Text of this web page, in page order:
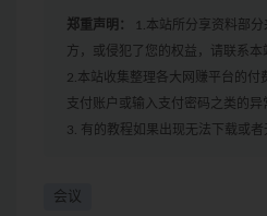
郑重声明：
1.本站所分享资料部
方，或侵犯了您的权益，请联系本
2.本站收集整理各大网赚平台的
支付账户或输入支付密码之类的
3. 有的教程如果出现无法下载或
会议